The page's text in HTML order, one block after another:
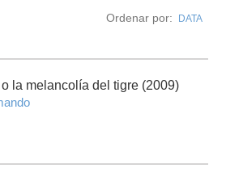
Ordenar por: DATA
la melancolía del tigre (2009)